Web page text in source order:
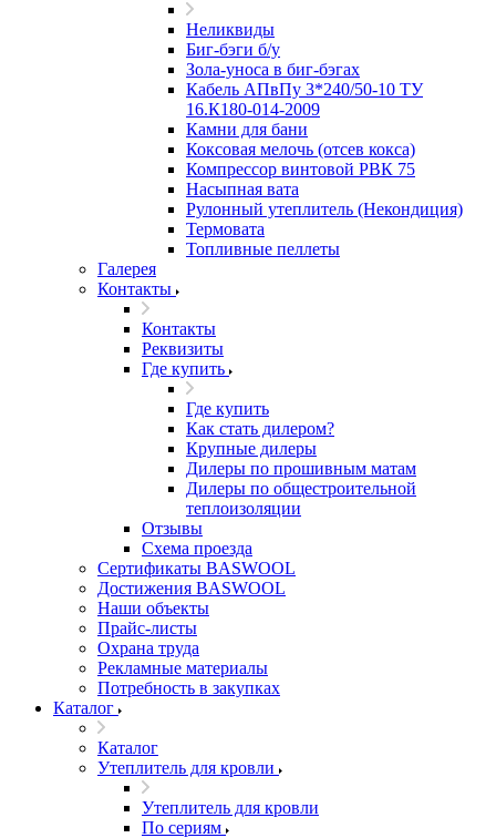
Неликвиды
Биг-бэги б/у
Зола-уноса в биг-бэгах
Кабель АПвПу 3*240/50-10 ТУ
16.К180-014-2009
Камни для бани
Коксовая мелочь (отсев кокса)
Компрессор винтовой РВК 75
Насыпная вата
Рулонный утеплитель (Некондиция)
Термовата
Топливные пеллеты
Галерея
Контакты
Контакты
Реквизиты
Где купить
Где купить
Как стать дилером?
Крупные дилеры
Дилеры по прошивным матам
Дилеры по общестроительной
теплоизоляции
Отзывы
Схема проезда
Сертификаты BASWOOL
Достижения BASWOOL
Наши объекты
Прайс-листы
Охрана труда
Рекламные материалы
Потребность в закупках
Каталог
Каталог
Утеплитель для кровли
Утеплитель для кровли
По сериям